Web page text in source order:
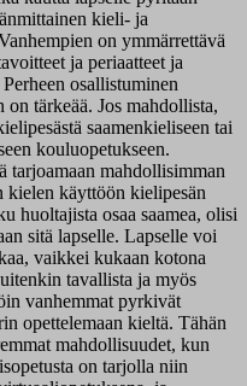
kieli- ja
on ymmärrettävä
ja periaatteet ja
osallistuminen
on tärkeää. Jos mahdollista,
saamenkieliseen tai
kouluopetukseen.
tarjoamaan mahdollisimman
kielen käyttöön kielipesän
huoltajista osaa saamea, olisi
sitä lapselle. Lapselle voi
vaikkei kukaan kotona
tavallista ja myös
vanhemmat pyrkivät
opettelemaan kieltä. Tähän
mahdollisuudet, kun
on tarjolla niin